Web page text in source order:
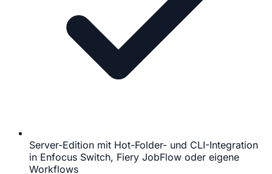
Server-Edition mit Hot-Folder- und CLI-Integration
in Enfocus Switch, Fiery JobFlow oder eigene
Workflows